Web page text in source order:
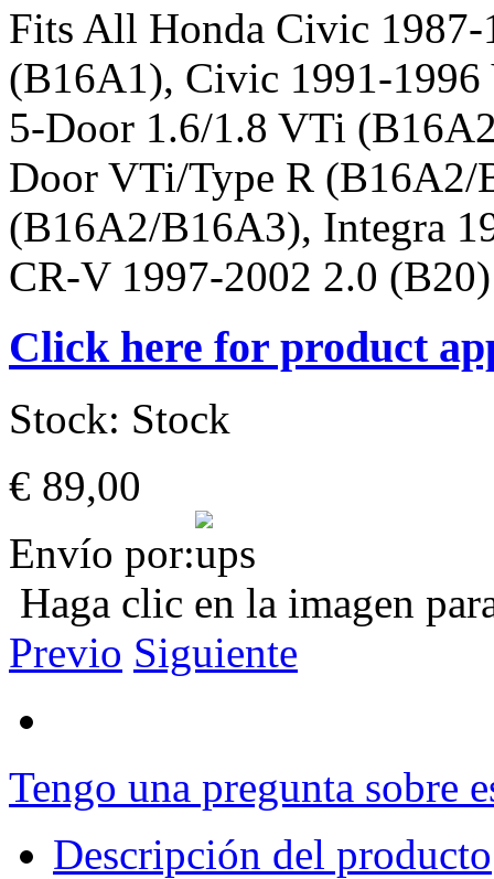
Fits All Honda Civic
(B16A1), Civic 1991-
5-Door 1.6/1.8 VTi
Door VTi/Type R
(B16A2/B16A3), Integra
CR-V 1997-2002 2.0
Click here for product
Stock: Stock
€ 89,00
Envío por:
Haga clic en la imagen
Previo Siguiente
Tengo una pregunta sobre
Descripción del producto